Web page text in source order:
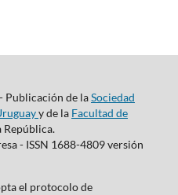
Publicación de laSociedad
y de la Facultad de
República.
- ISSN 1688-4809 versión
el protocolo de